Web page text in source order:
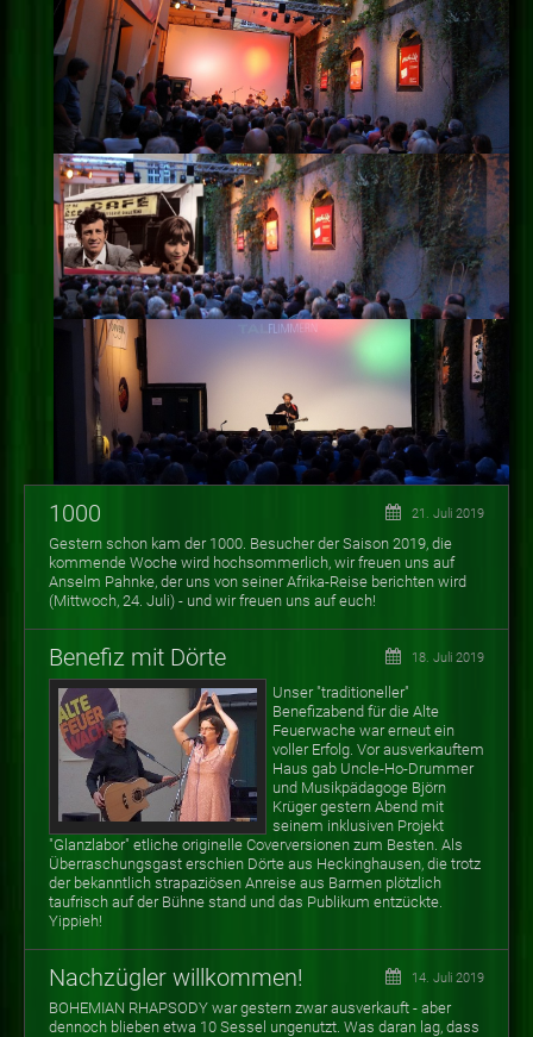
1000 21. Juli 2019
Gestern schon kam der 1000. Besucher der Saison 2019, die
kommende Woche wird hochsommerlich, wir freuen uns auf
Anselm Pahnke, der uns von seiner Afrika-Reise berichten wird
(Mittwoch, 24. Juli) - und wir freuen uns auf euch!
Benefiz mit Dörte 18. Juli 2019
Unser "traditioneller"
Benefizabend für die Alte
Feuerwache war erneut ein
voller Erfolg. Vor ausverkauftem
Haus gab Uncle-Ho-Drummer
und Musikpädagoge Björn
Krüger gestern Abend mit
seinem inklusiven Projekt
"Glanzlabor" etliche originelle Coverversionen zum Besten. Als
Überraschungsgast erschien Dörte aus Heckinghausen, die trotz
der bekanntlich strapaziösen Anreise aus Barmen plötzlich
taufrisch auf der Bühne stand und das Publikum entzückte.
Yippieh!
Nachzügler willkommen! 14. Juli 2019
BOHEMIAN RHAPSODY war gestern zwar ausverkauft - aber
dennoch blieben etwa 10 Sessel ungenutzt. Was daran lag, dass